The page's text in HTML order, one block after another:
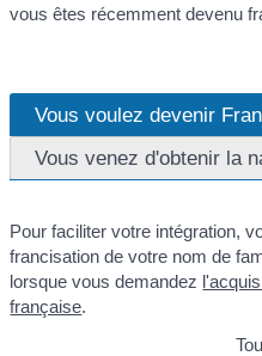
vous êtes récemment devenu
Vous voulez devenir
Vous venez d'obtenir la
Pour faciliter votre intégration,
francisation de votre nom de
lorsque vous demandez
française.